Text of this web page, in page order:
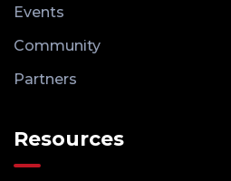
Events
Community
Partners
Resources